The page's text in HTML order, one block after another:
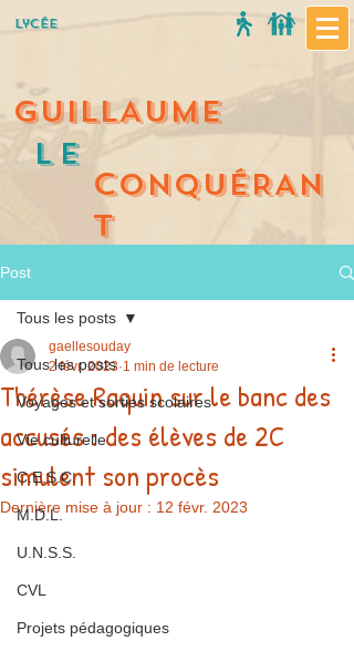
Lycée
GUILLAUME
Le
CONQUÉRAN
T
Post
Tous les posts
Voyages et sorties scolaires
Vie culturelle
C.E.S.C.
M.D.L.
U.N.S.S.
CVL
Projets pédagogiques
Tous les posts
Thérèse Raquin sur le banc des
accusés : des élèves de 2C
simulent son procès
gaellesouday
2 févr. 2023 1 min de lecture
Dernière mise à jour : 12 févr. 2023